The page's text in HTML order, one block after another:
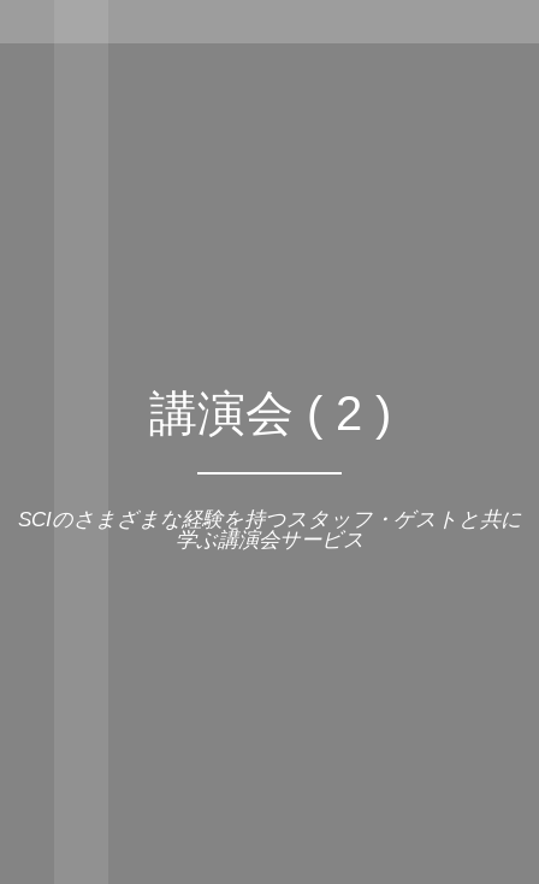
講演会 ( 2 )
SCIのさまざまな経験を持つスタッフ・ゲストと共に
学ぶ講演会サービス